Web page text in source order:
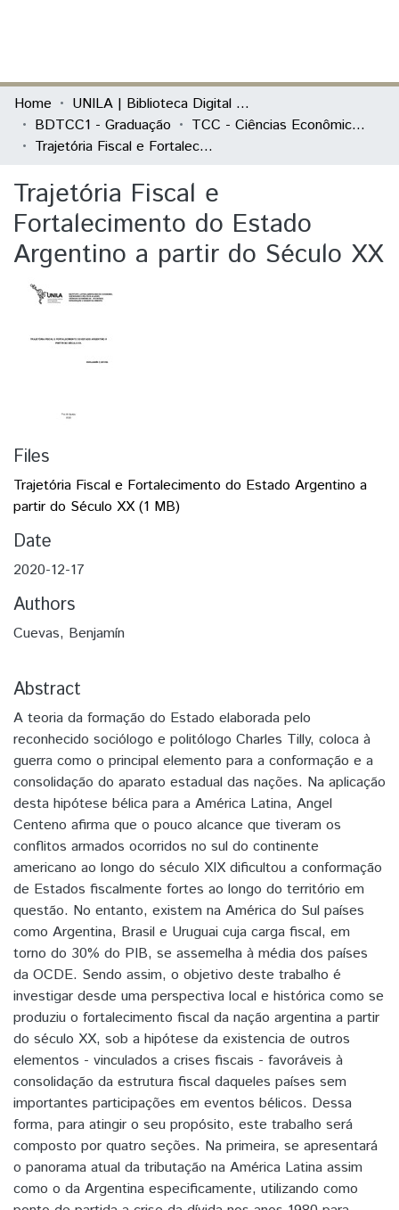
Communities & Collections
All of DSpace
Home
UNILA | Biblioteca Digital de Trabalhos de Conclusão de Curso
BDTCC1 - Graduação
TCC - Ciências Econômicas - Economia, Integração e Desenvolvimento
Trajetória Fiscal e Fortalecimento do Estado Argentino a partir do Século XX
Trajetória Fiscal e
Fortalecimento do Estado
Argentino a partir do Século XX
Files
Trajetória Fiscal e Fortalecimento do Estado Argentino a
partir do Século XX(1 MB)
Date
2020-12-17
Authors
Cuevas, Benjamín
Abstract
A teoria da formação do Estado elaborada pelo
reconhecido sociólogo e politólogo Charles Tilly, coloca à
guerra como o principal elemento para a conformação e a
consolidação do aparato estadual das nações. Na aplicação
desta hipótese bélica para a América Latina, Angel
Centeno afirma que o pouco alcance que tiveram os
conflitos armados ocorridos no sul do continente
americano ao longo do século XIX dificultou a conformação
de Estados fiscalmente fortes ao longo do território em
questão. No entanto, existem na América do Sul países
como Argentina, Brasil e Uruguai cuja carga fiscal, em
torno do 30% do PIB, se assemelha à média dos países
da OCDE. Sendo assim, o objetivo deste trabalho é
investigar desde uma perspectiva local e histórica como se
produziu o fortalecimento fiscal da nação argentina a partir
do século XX, sob a hipótese da existencia de outros
elementos - vinculados a crises fiscais - favoráveis à
consolidação da estrutura fiscal daqueles países sem
importantes participações em eventos bélicos. Dessa
forma, para atingir o seu propósito, este trabalho será
composto por quatro seções. Na primeira, se apresentará
o panorama atual da tributação na América Latina assim
como o da Argentina especificamente, utilizando como